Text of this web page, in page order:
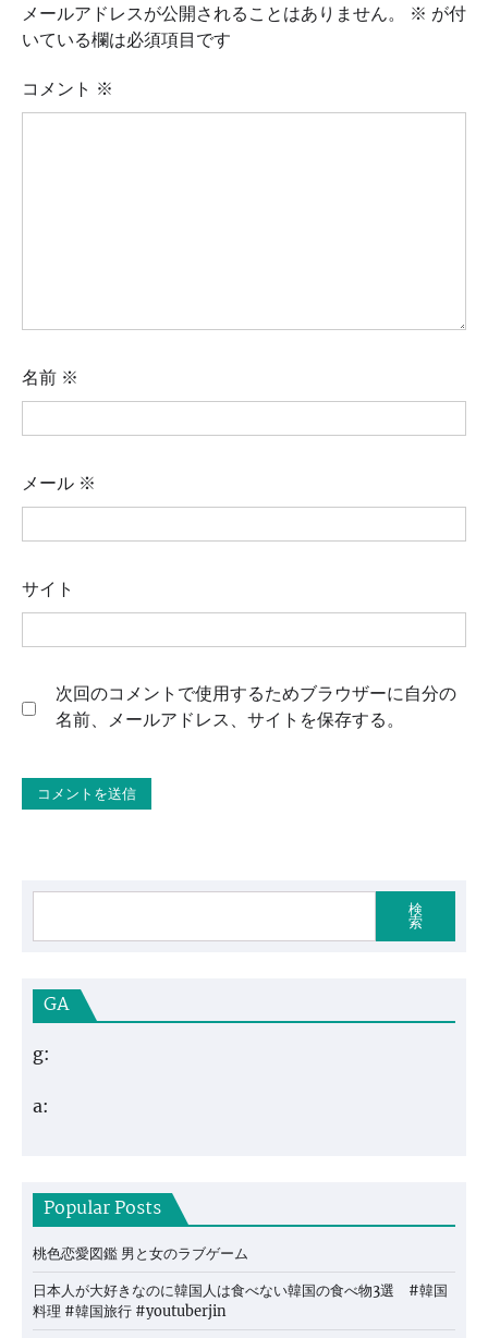
メールアドレスが公開されることはありません。 ※ が付
いている欄は必須項目です
コメント ※
名前 ※
メール ※
サイト
次回のコメントで使用するためブラウザーに自分の
名前、メールアドレス、サイトを保存する。
検
索
GA
g:
a:
Popular Posts
桃色恋愛図鑑 男と女のラブゲーム
日本人が大好きなのに韓国人は食べない韓国の食べ物3選 #韓国
料理 #韓国旅行 #youtuberjin